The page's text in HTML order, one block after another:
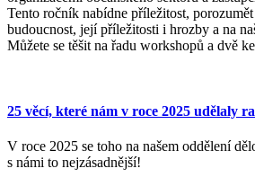
Tento ročník nabídne příležitost,
budoucnost, její příležitosti i hrozby a na
Můžete se těšit na řadu workshopů a dvě
25 věcí, které nám v roce 2025 udělaly
V roce 2025 se toho na našem oddělení
s námi to nejzásadnější!